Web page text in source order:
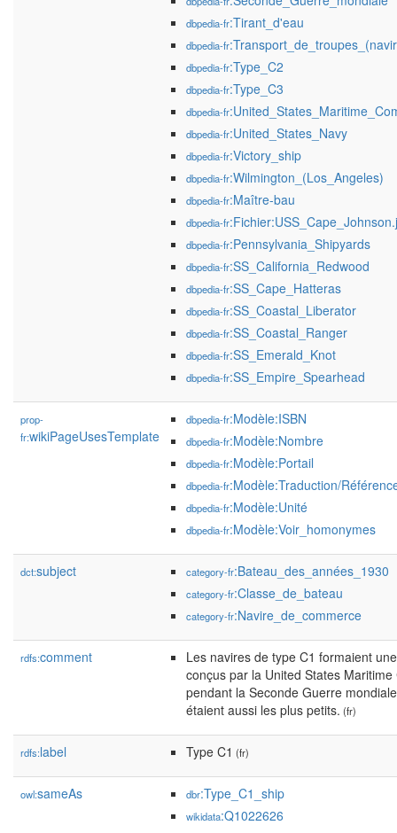
dbpedia-fr:Tirant_d'eau
dbpedia-fr
dbpedia-fr:Type_C2
dbpedia-fr:Type_C3
dbpedia-fr
dbpedia-fr:United_States_Navy
dbpedia-fr:Victory_ship
dbpedia-fr:Wilmington_(Los_Angeles)
dbpedia-fr:Maître-bau
dbpedia-fr
dbpedia-fr:Pennsylvania_Shipyards
dbpedia-fr:SS_California_Redwood
dbpedia-fr:SS_Cape_Hatteras
dbpedia-fr:SS_Coastal_Liberator
dbpedia-fr:SS_Coastal_Ranger
dbpedia-fr:SS_Emerald_Knot
dbpedia-fr:SS_Empire_Spearhead
prop-
fr:wikiPageUsesTemplate
dbpedia-fr:Modèle:ISBN
dbpedia-fr:Modèle:Nombre
dbpedia-fr:Modèle:Portail
dbpedia-fr:Modèle:Traduction/
dbpedia-fr:Modèle:Unité
dbpedia-fr:Modèle:Voir_homonymes
dct:subject category-fr:Bateau_des_années_1930
category-fr:Classe_de_bateau
category-fr:Navire_de_commerce
rdfs:comment
Les navires de type C1 formaient
conçus par la United States
pendant la Seconde Guerre
étaient aussi les plus petits. (fr)
rdfs:label Type C1 (fr)
owl:sameAs dbr:Type_C1_ship
wikidata:Q1022626